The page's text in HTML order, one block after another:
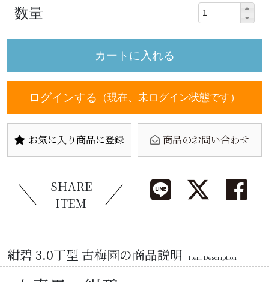
数量
ログインする （現在、未ログイン状態です）
お気に入り商品に登録 商品のお問い合わせ
SHARE
ITEM
紺碧 3.0丁型 古梅園の商品説明 Item Description